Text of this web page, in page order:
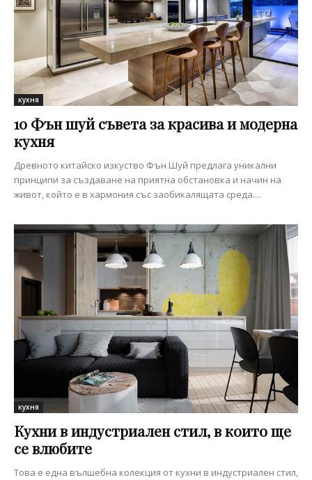
кухня
10 Фън шуй съвета за красива и модерна
кухня
Древното китайско изкуство Фън Шуй предлага уникални
принципи за създаване на приятна обстановка и начин на
живот, който е в хармония със заобикалящата среда....
кухня
Кухни в индустриален стил, в които ще
се влюбите
Това е една вълшебна колекция от кухни в индустриален стил,